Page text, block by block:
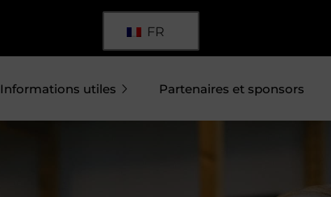
FR
Informations utiles Partenaires et sponsors